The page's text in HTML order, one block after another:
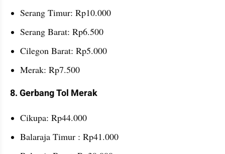
Serang Timur: Rp10.000
Serang Barat: Rp6.500
Cilegon Barat: Rp5.000
Merak: Rp7.500
8. Gerbang Tol Merak
Cikupa: Rp44.000
Balaraja Timur : Rp41.000